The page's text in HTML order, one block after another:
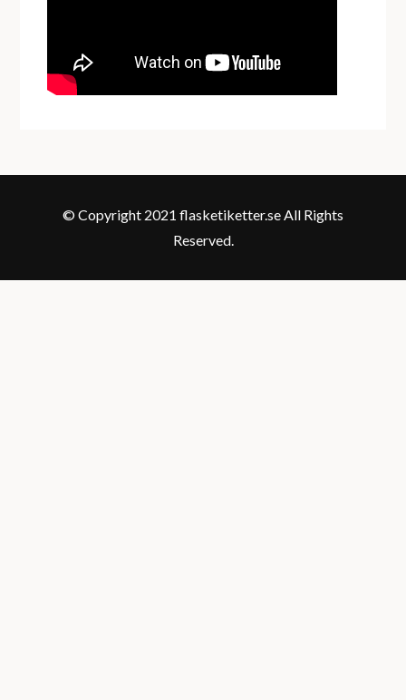
© Copyright 2021 flasketiketter.se All Rights
Reserved.